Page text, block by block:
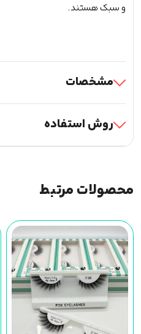
و سبک هستند.
مشخصات
روش استفاده
محصولات مرتبط